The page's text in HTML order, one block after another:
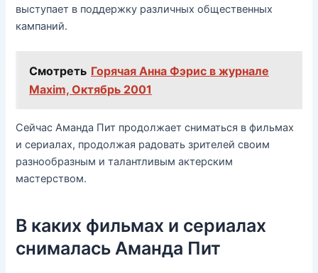
выступает в поддержку различных общественных
кампаний.
Смотреть Горячая Анна Фэрис в журнале
Maxim, Октябрь 2001
Сейчас Аманда Пит продолжает сниматься в фильмах
и сериалах, продолжая радовать зрителей своим
разнообразным и талантливым актерским
мастерством.
В каких фильмах и сериалах
снималась Аманда Пит